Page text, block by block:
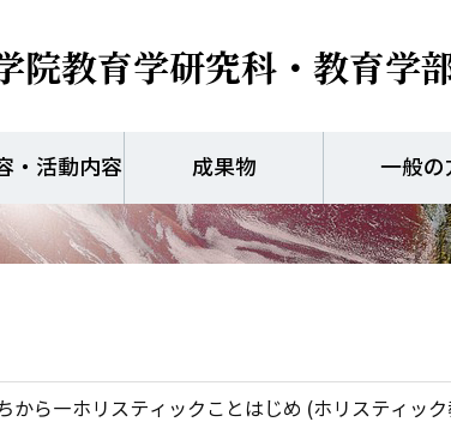
院教育学研究科・教育学
・活動内容 成果物 一般の
ら―ホリスティ
リー 別冊)
から―ホリスティックことはじめ (ホリスティッ